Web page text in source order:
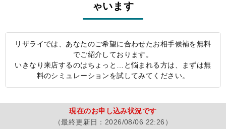
ゃいます
リザライでは、あなたのご希望に合わせたお相手候補を無料
でご紹介しております。
いきなり来店するのはちょっと…と悩まれる方は、まずは無
料のシミュレーションを試してみてください。
現在のお申し込み状況です
（最終更新日： 2026/08/06 22:26）